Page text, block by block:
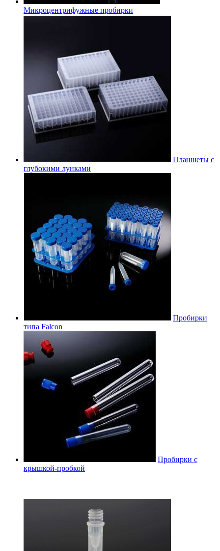
Микроцентрифужные пробирки
Планшеты с
глубокими лунками
Пробирки
типа Falcon
Пробирки с
крышкой-пробкой